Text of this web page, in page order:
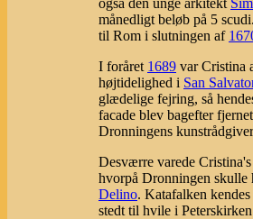
også den unge arkitekt
månedligt beløb på 5
til Rom i slutningen af
I foråret 1689 var Cristina
højtidelighed i San
glædelige fejring, så
facade blev bagefter
Dronningens
Desværre varede
hvorpå Dronningen skulle
Delino. Katafalken
stedt til hvile i